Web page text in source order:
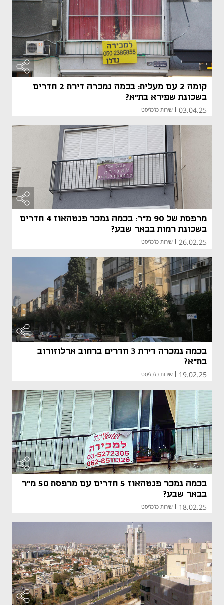
קומה 2 עם מעלית: בכמה נמכרה דירת 2 חדרים
בשכונת שפירא בת"א?
03.04.25
| שירות כלכליסט
מרפסת של 90 מ"ר: בכמה נמכר פנטהאוז 4 חדרים
בשכונת רמות בבאר שבע?
26.02.25 שירות כלכליסט
בכמה נמכרה דירת 3 חדרים ברחוב ארלוזורוב
בת"א?
19.02.25 שירות כלכליסט
בכמה נמכר פנטהאוז 5 חדרים עם מרפסת 50 מ"ר
בבאר שבע?
18.02.25 שירות כלכליסט